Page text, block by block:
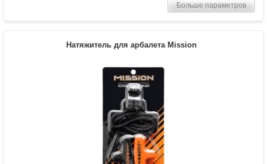
Больше параметров
Натяжитель для арбалета Mission